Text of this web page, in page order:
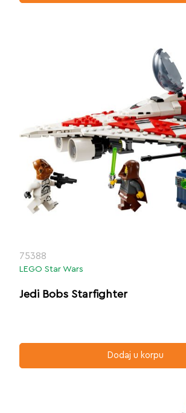
75388
LEGO Star Wars
Jedi Bobs Starfighter
Dodaj u korpu